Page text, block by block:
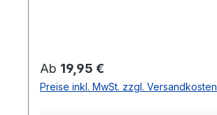
Regulärer Preis:
Ab 19,95 €
Preise inkl. MwSt. zzgl. Versandkosten